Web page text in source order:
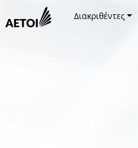
Διακριθέντες